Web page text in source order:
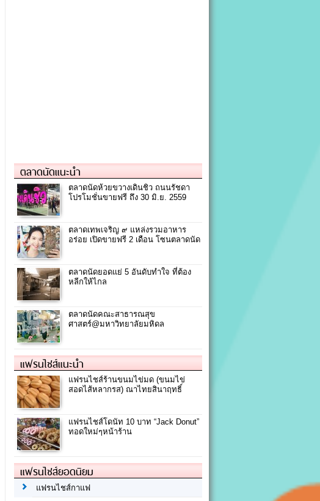
ตลาดนัดแนะนำ
ตลาดนัดห้วยขวางเดินชิว ถนนรัชดา
โปรโมชั่นขายฟรี ถึง 30 มิ.ย. 2559
ตลาดเทพเจริญ ๙ แหล่งรวมอาหาร
อร่อย เปิดขายฟรี 2 เดือน โซนตลาดนัด
ตลาดนัดยอดแย่ 5 อันดับทำใจ ที่ต้อง
หลีกให้ไกล
ตลาดนัดคณะสาธารณสุข
ศาสตร์@มหาวิทยาลัยมหิดล
แฟรนไชส์แนะนำ
แฟรนไชส์ร้านขนมไข่มด (ขนมไข่
สอดไส้หลากรส) ณาไทยสินาฤทธิ์
แฟรนไชส์โดนัท 10 บาท “Jack Donut”
ทอดใหม่ๆหน้าร้าน
แฟรนไชส์ยอดนิยม
แฟรนไชส์กาแฟ